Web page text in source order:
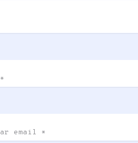
*
email *